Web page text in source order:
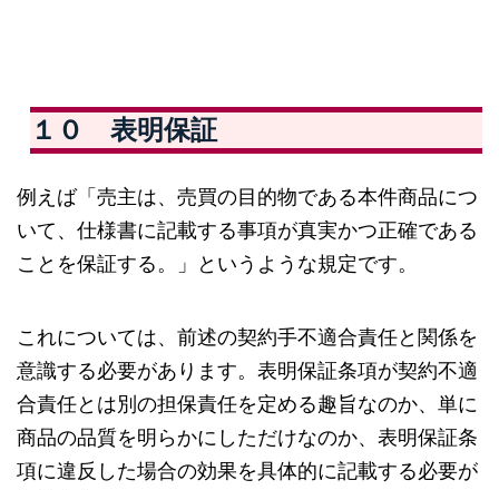
１０ 表明保証
例えば「売主は、売買の目的物である本件商品につ
いて、仕様書に記載する事項が真実かつ正確である
ことを保証する。」というような規定です。
これについては、前述の契約手不適合責任と関係を
意識する必要があります。表明保証条項が契約不適
合責任とは別の担保責任を定める趣旨なのか、単に
商品の品質を明らかにしただけなのか、表明保証条
項に違反した場合の効果を具体的に記載する必要が